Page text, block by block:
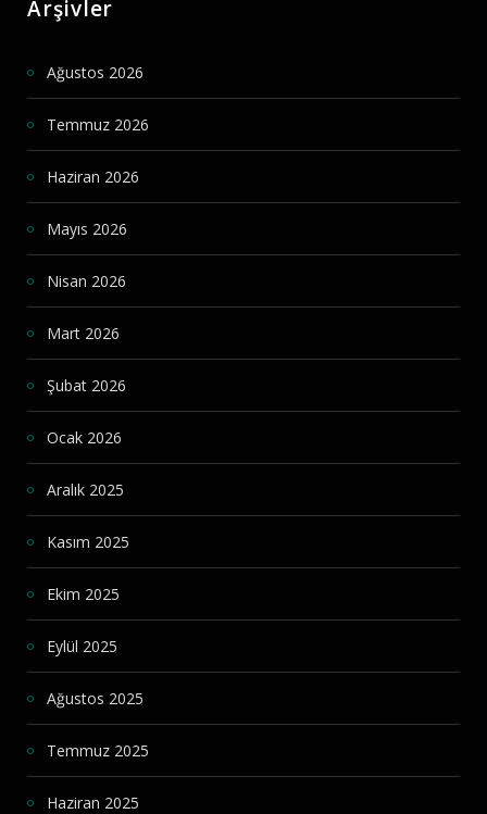
Arşivler
Ağustos 2026
Temmuz 2026
Haziran 2026
Mayıs 2026
Nisan 2026
Mart 2026
Şubat 2026
Ocak 2026
Aralık 2025
Kasım 2025
Ekim 2025
Eylül 2025
Ağustos 2025
Temmuz 2025
Haziran 2025